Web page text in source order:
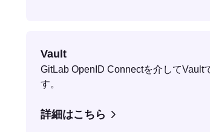
Vault
GitLab OpenID Connectを介してVault
す。
詳細はこちら